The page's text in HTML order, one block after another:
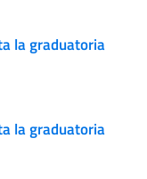
la graduatoria
la graduatoria